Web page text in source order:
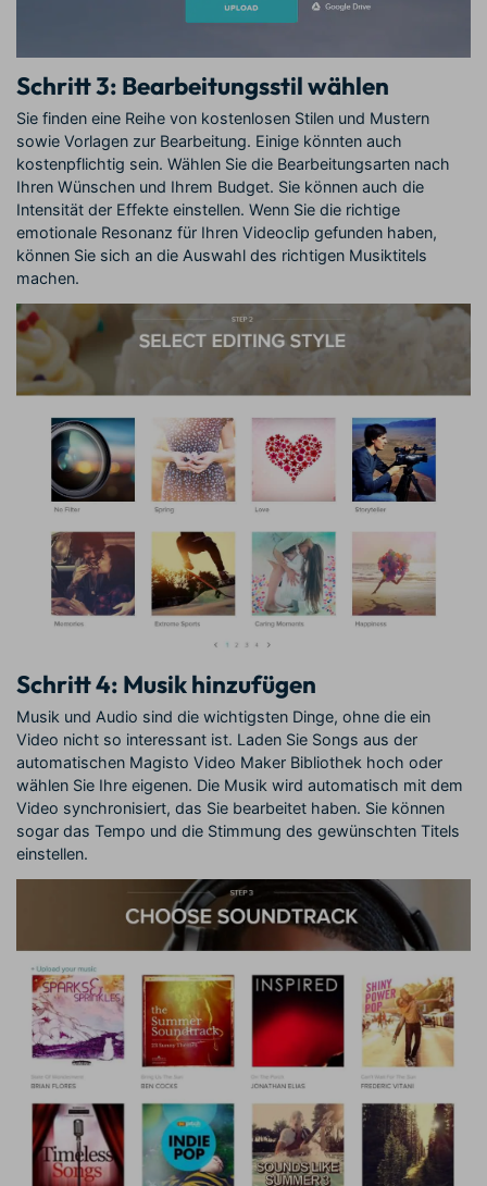
Schritt 3: Bearbeitungsstil wählen
Sie finden eine Reihe von kostenlosen Stilen und Mustern
sowie Vorlagen zur Bearbeitung. Einige könnten auch
kostenpflichtig sein. Wählen Sie die Bearbeitungsarten nach
Ihren Wünschen und Ihrem Budget. Sie können auch die
Intensität der Effekte einstellen. Wenn Sie die richtige
emotionale Resonanz für Ihren Videoclip gefunden haben,
können Sie sich an die Auswahl des richtigen Musiktitels
machen.
Schritt 4: Musik hinzufügen
Musik und Audio sind die wichtigsten Dinge, ohne die ein
Video nicht so interessant ist. Laden Sie Songs aus der
automatischen Magisto Video Maker Bibliothek hoch oder
wählen Sie Ihre eigenen. Die Musik wird automatisch mit dem
Video synchronisiert, das Sie bearbeitet haben. Sie können
sogar das Tempo und die Stimmung des gewünschten Titels
einstellen.